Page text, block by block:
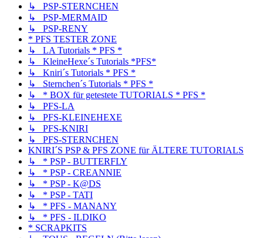
↳ PSP-STERNCHEN
↳ PSP-MERMAID
↳ PSP-RENY
* PFS TESTER ZONE
↳ LA Tutorials * PFS *
↳ KleineHexe´s Tutorials *PFS*
↳ Kniri´s Tutorials * PFS *
↳ Sternchen´s Tutorials * PFS *
↳ * BOX für getestete TUTORIALS * PFS *
↳ PFS-LA
↳ PFS-KLEINEHEXE
↳ PFS-KNIRI
↳ PFS-STERNCHEN
KNIRI´S PSP & PFS ZONE für ÄLTERE TUTORIALS
↳ * PSP - BUTTERFLY
↳ * PSP - CREANNIE
↳ * PSP - K@DS
↳ * PSP - TATI
↳ * PFS - MANANY
↳ * PFS - ILDIKO
* SCRAPKITS